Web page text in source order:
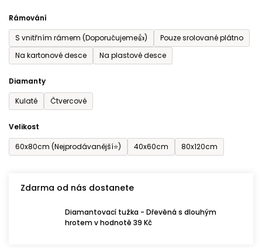
Rámování
S vnitřním rámem (Doporučujeme👍)
Pouze srolované plátno
Na kartonové desce
Na plastové desce
Diamanty
Kulaté
Čtvercové
Velikost
60x80cm (Nejprodávanější⭐)
40x60cm 80x120cm
Zdarma od nás dostanete
Diamantovací tužka - Dřevěná s dlouhým
hrotem v hodnotě 39 Kč